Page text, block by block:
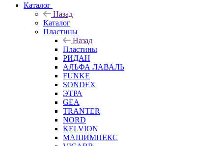
Каталог
Назад
Каталог
Пластины
Назад
Пластины
РИДАН
АЛЬФА ЛАВАЛЬ
FUNKE
SONDEX
ЭТРА
GEA
TRANTER
NORD
KELVION
МАШИМПЕКС